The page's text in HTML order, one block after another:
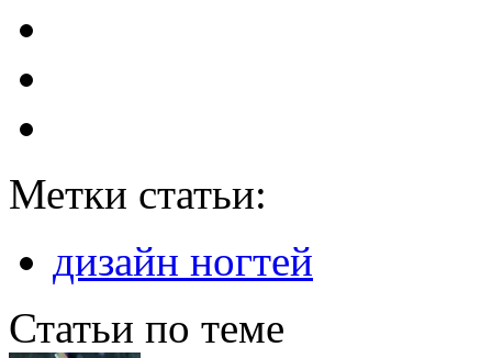
Метки статьи:
дизайн ногтей
Статьи по теме